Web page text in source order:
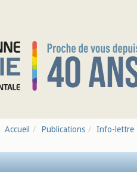
Accueil Publications Info-lettre